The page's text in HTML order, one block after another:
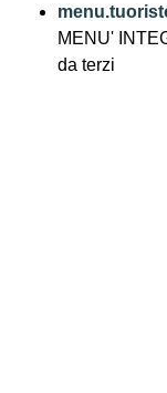
MENU'
da terzi